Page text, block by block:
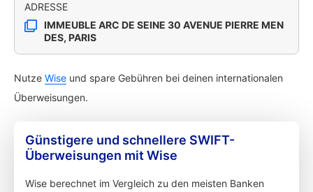
ADRESSE
IMMEUBLE ARC DE SEINE 30 AVENUE PIERRE MEN
DES, PARIS
Nutze Wise und spare Gebühren bei deinen internationalen
Überweisungen.
Günstigere und schnellere SWIFT-
Überweisungen mit Wise
Wise berechnet im Vergleich zu den meisten Banken